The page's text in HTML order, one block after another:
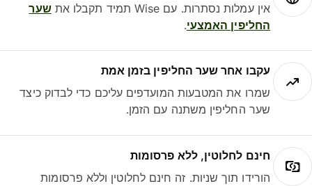
אין עמלות נסתרות. עם Wise תמיד תקבלו את
שער
החליפין האמצעי.
עקבו אחר שער החליפין בזמן אמת
שמרו את המטבעות המועדפים עליכם כדי לבדוק כיצד
שער החליפין משתנה עם הזמן.
חינם לחלוטין, ללא פרסומות
הורידו תוך שניות. זה חינם לחלוטין וללא פרסומות